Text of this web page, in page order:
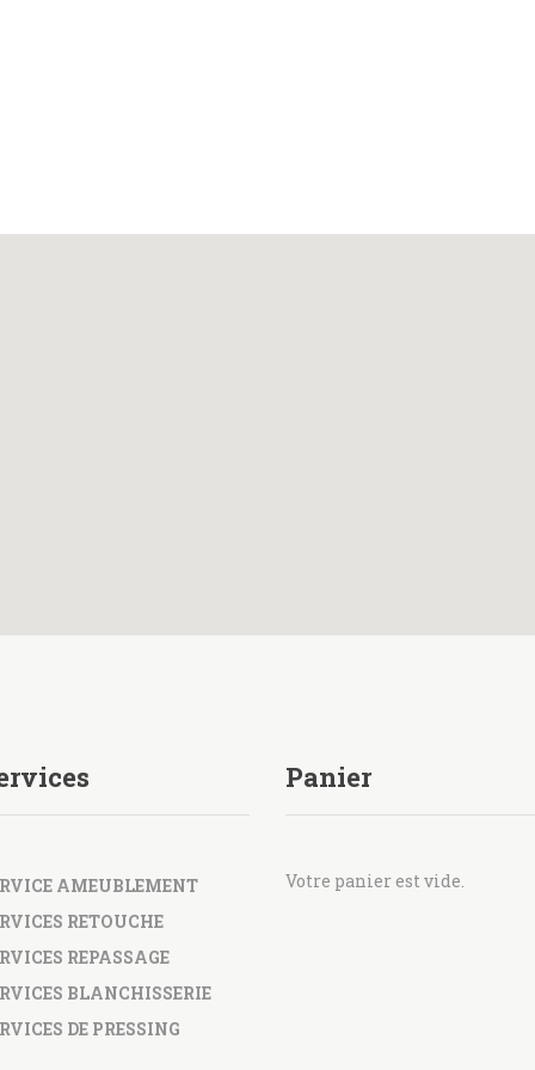
AMEUBLEMENT
RETOUCHE
REPASSAGE
BLANCHISSERIE
DE PRESSING
Panier
Votre panier est vide.